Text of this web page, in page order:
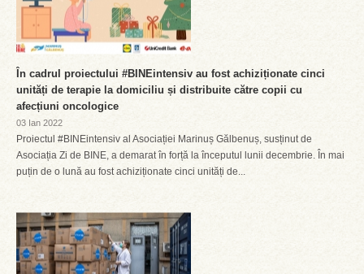
În cadrul proiectului #BINEintensiv au fost achiziționate cinci
unități de terapie la domiciliu și distribuite către copii cu
afecțiuni oncologice
03 Ian 2022
Proiectul #BINEintensiv al Asociației Marinuș Gălbenuș, susținut de
Asociația Zi de BINE, a demarat în forță la începutul lunii decembrie. În mai
puțin de o lună au fost achiziționate cinci unități de...